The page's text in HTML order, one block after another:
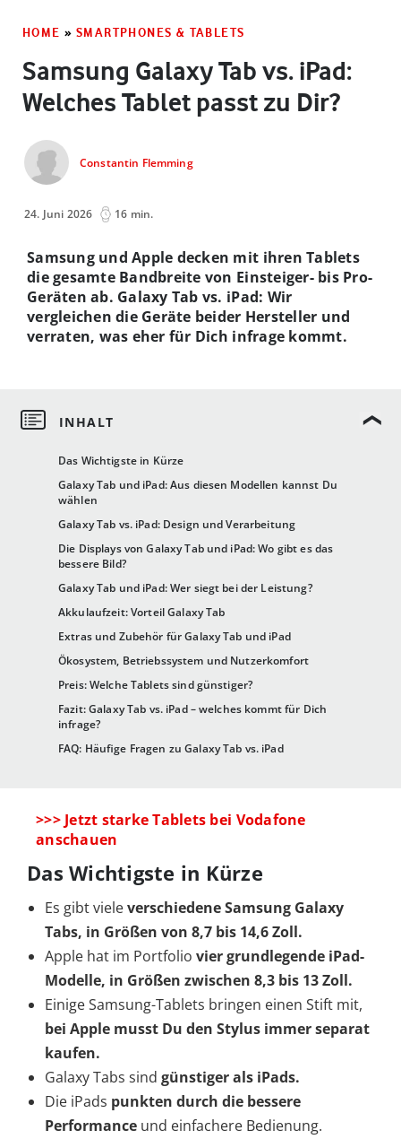
HOME » SMARTPHONES & TABLETS
Samsung Galaxy Tab vs. iPad:
Welches Tablet passt zu Dir?
Constantin Flemming
24. Juni 2026 16 min.
Das Wichtigste in Kürze
Galaxy Tab und iPad: Aus diesen Modellen kannst Du
wählen
Galaxy Tab vs. iPad: Design und Verarbeitung
Die Displays von Galaxy Tab und iPad: Wo gibt es das
bessere Bild?
Galaxy Tab und iPad: Wer siegt bei der Leistung?
Akkulaufzeit: Vorteil Galaxy Tab
Extras und Zubehör für Galaxy Tab und iPad
Ökosystem, Betriebssystem und Nutzerkomfort
Preis: Welche Tablets sind günstiger?
Fazit: Galaxy Tab vs. iPad – welches kommt für Dich
infrage?
FAQ: Häufige Fragen zu Galaxy Tab vs. iPad
Samsung und Apple decken mit ihren Tablets
die gesamte Bandbreite von Einsteiger- bis Pro-
Geräten ab. Galaxy Tab vs. iPad: Wir
vergleichen die Geräte beider Hersteller und
verraten, was eher für Dich infrage kommt.
>>> Jetzt starke Tablets bei Vodafone
anschauen
Das Wichtigste in Kürze
Es gibt vieleverschiedene Samsung Galaxy
Tabs, in Größen von 8,7 bis 14,6 Zoll.
Apple hat im Portfolio vier grundlegende iPad-
Modelle, in Größen zwischen 8,3 bis 13 Zoll.
Einige Samsung-Tablets bringen einen Stift mit,
bei Apple musst Du den Stylus immer separat
kaufen.
Galaxy Tabs sind günstiger als iPads.
Die iPads punkten durch die bessere
Performance und einfachere Bedienung.